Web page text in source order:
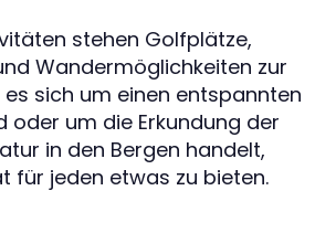
stehen Golfplätze,
Wandermöglichkeiten zur
sich um einen entspannten
oder um die Erkundung der
in den Bergen handelt,
für jeden etwas zu bieten.